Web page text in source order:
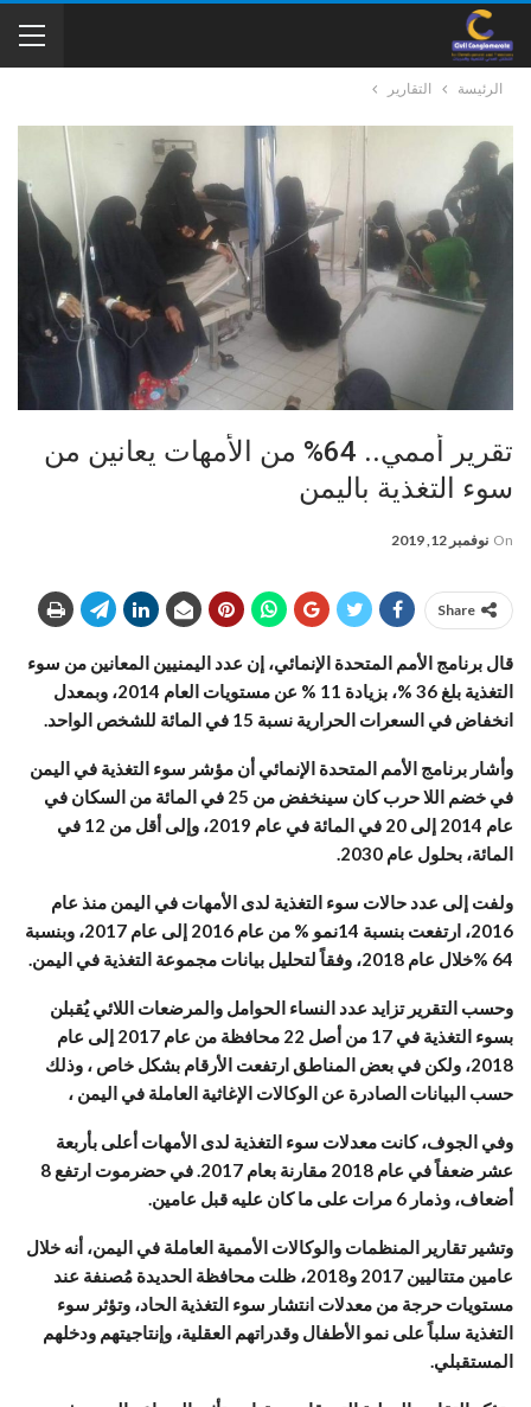
الرئيسة التقارير
تقرير أممي.. 64% من الأمهات يعانين من
سوء التغذية باليمن
On نوفمبر 12, 2019
Share
قال برنامج الأمم المتحدة الإنمائي، إن عدد اليمنيين المعانين من سوء
التغذية بلغ 36 %، بزيادة 11 % عن مستويات العام 2014، وبمعدل
انخفاض في السعرات الحرارية نسبة 15 في المائة للشخص الواحد.
وأشار برنامج الأمم المتحدة الإنمائي أن مؤشر سوء التغذية في اليمن
في خضم اللا حرب كان سينخفض من 25 في المائة من السكان في
عام 2014 إلى 20 في المائة في عام 2019، وإلى أقل من 12 في
المائة، بحلول عام 2030.
ولفت إلى عدد حالات سوء التغذية لدى الأمهات في اليمن منذ عام
2016، ارتفعت بنسبة 14نمو % من عام 2016 إلى عام 2017، وبنسبة
64 %خلال عام 2018، وفقاً لتحليل بيانات مجموعة التغذية في اليمن.
وحسب التقرير تزايد عدد النساء الحوامل والمرضعات اللائي يُقبلن
بسوء التغذية في 17 من أصل 22 محافظة من عام 2017 إلى عام
2018، ولكن في بعض المناطق ارتفعت الأرقام بشكل خاص ، وذلك
حسب البيانات الصادرة عن الوكالات الإغاثية العاملة في اليمن ،
وفي الجوف، كانت معدلات سوء التغذية لدى الأمهات أعلى بأربعة
عشر ضعفاً في عام 2018 مقارنة بعام 2017. في حضرموت ارتفع 8
أضعاف، وذمار 6 مرات على ما كان عليه قبل عامين.
وتشير تقارير المنظمات والوكالات الأممية العاملة في اليمن، أنه خلال
عامين متتاليين 2017 و2018، ظلت محافظة الحديدة مُصنفة عند
مستويات حرجة من معدلات انتشار سوء التغذية الحاد، وتؤثر سوء
التغذية سلباً على نمو الأطفال وقدراتهم العقلية، وإنتاجيتهم ودخلهم
المستقبلي.